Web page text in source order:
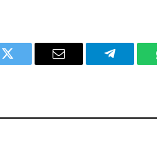
Twitter Email Telegram